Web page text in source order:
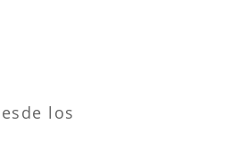
los